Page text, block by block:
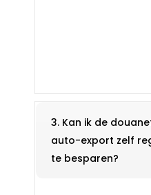
3. Kan ik de
auto-export zelf
te besparen?